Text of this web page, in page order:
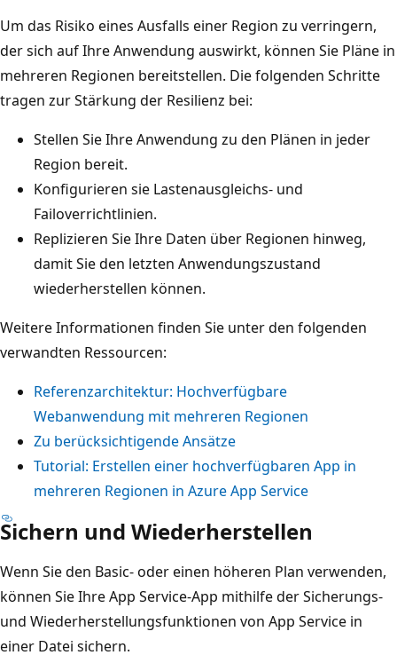
Um das Risiko eines Ausfalls einer Region zu verringern,
der sich auf Ihre Anwendung auswirkt, können Sie Pläne in
mehreren Regionen bereitstellen. Die folgenden Schritte
tragen zur Stärkung der Resilienz bei:
Stellen Sie Ihre Anwendung zu den Plänen in jeder
Region bereit.
Konfigurieren sie Lastenausgleichs- und
Failoverrichtlinien.
Replizieren Sie Ihre Daten über Regionen hinweg,
damit Sie den letzten Anwendungszustand
wiederherstellen können.
Weitere Informationen finden Sie unter den folgenden
verwandten Ressourcen:
Referenzarchitektur: Hochverfügbare
Webanwendung mit mehreren Regionen
Zu berücksichtigende Ansätze
Tutorial: Erstellen einer hochverfügbaren App in
mehreren Regionen in Azure App Service
Sichern und Wiederherstellen
Wenn Sie den Basic- oder einen höheren Plan verwenden,
können Sie Ihre App Service-App mithilfe der Sicherungs-
und Wiederherstellungsfunktionen von App Service in
einer Datei sichern.